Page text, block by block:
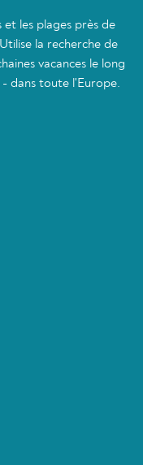
et les plages près de
la recherche de
vacances le long
- dans toute l'Europe.